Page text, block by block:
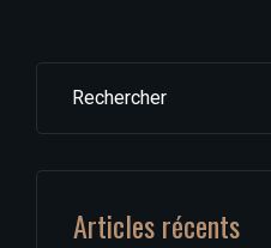
Rechercher
Articles récents